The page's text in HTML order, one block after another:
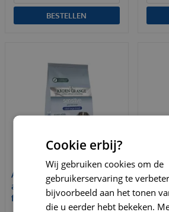
BESTELLEN
Arden grange dog sensitive
adult large breed
fish&potato 12…
Cookie erbij?
Wij gebruiken cookies om de
gebruikerservaring te
bijvoorbeeld aan het tonen
die u eerder hebt bekeken.